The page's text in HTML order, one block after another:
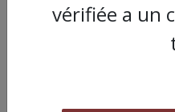
ARTICLE
vérifiée a un